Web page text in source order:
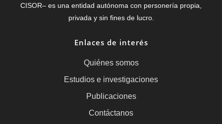
CISOR– es una entidad autónoma con personería propia,
privada y sin fines de lucro.
Enlaces de interés
Quiénes somos
Estudios e investigaciones
Publicaciones
Contáctanos